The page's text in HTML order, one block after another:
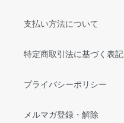
支払い方法について
特定商取引法に基づく表記
プライバシーポリシー
メルマガ登録・解除